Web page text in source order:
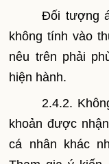
Đối tượng
không tính vào
nêu trên phải
hiện hành.
2.4.2.
khoản được
cá nhân khác